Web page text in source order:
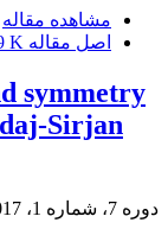
مشاهده مقاله
اصل مقاله K
symmetry
Sirjan
دوره 7، شماره 1، 2017، صفحه